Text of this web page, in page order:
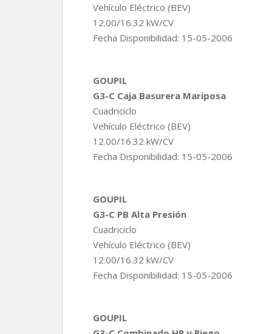
Vehículo Eléctrico (BEV)
12.00/16.32 kW/CV
Fecha Disponibilidad: 15-05-2006
GOUPIL
G3-C Caja Basurera Mariposa
Cuadriciclo
Vehículo Eléctrico (BEV)
12.00/16.32 kW/CV
Fecha Disponibilidad: 15-05-2006
GOUPIL
G3-C PB Alta Presión
Cuadriciclo
Vehículo Eléctrico (BEV)
12.00/16.32 kW/CV
Fecha Disponibilidad: 15-05-2006
GOUPIL